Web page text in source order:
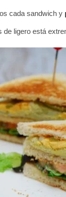
cada sandwich y
de ligero está